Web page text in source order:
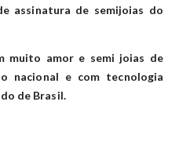
assinatura de semijoias do
muito amor e semi joias de
nacional e com tecnologia
de Brasil.